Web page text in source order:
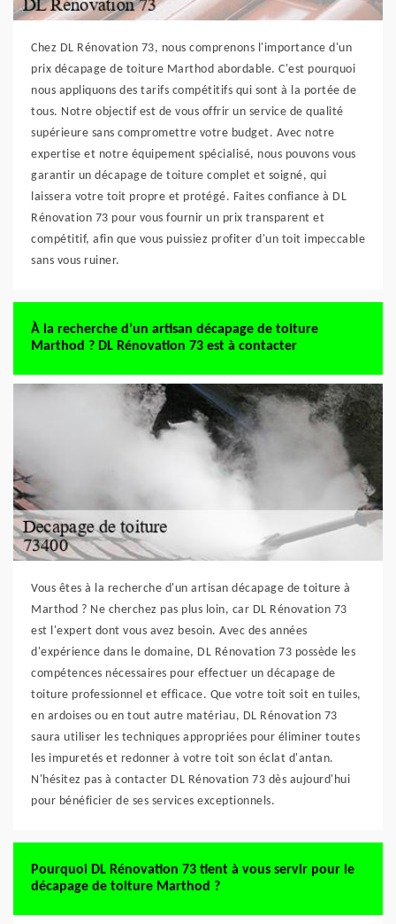
Chez DL Rénovation 73, nous comprenons l'importance d'un
prix décapage de toiture Marthod abordable. C'est pourquoi
nous appliquons des tarifs compétitifs qui sont à la portée de
tous. Notre objectif est de vous offrir un service de qualité
supérieure sans compromettre votre budget. Avec notre
expertise et notre équipement spécialisé, nous pouvons vous
garantir un décapage de toiture complet et soigné, qui
laissera votre toit propre et protégé. Faites confiance à DL
Rénovation 73 pour vous fournir un prix transparent et
compétitif, afin que vous puissiez profiter d'un toit impeccable
sans vous ruiner.
À la recherche d’un artisan décapage de toiture
Marthod ? DL Rénovation 73 est à contacter
Vous êtes à la recherche d'un artisan décapage de toiture à
Marthod ? Ne cherchez pas plus loin, car DL Rénovation 73
est l'expert dont vous avez besoin. Avec des années
d'expérience dans le domaine, DL Rénovation 73 possède les
compétences nécessaires pour effectuer un décapage de
toiture professionnel et efficace. Que votre toit soit en tuiles,
en ardoises ou en tout autre matériau, DL Rénovation 73
saura utiliser les techniques appropriées pour éliminer toutes
les impuretés et redonner à votre toit son éclat d'antan.
N'hésitez pas à contacter DL Rénovation 73 dès aujourd'hui
pour bénéficier de ses services exceptionnels.
Pourquoi DL Rénovation 73 tient à vous servir pour le
décapage de toiture Marthod ?